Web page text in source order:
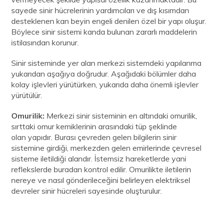
sayede sinir hücrelerinin yardımcıları ve dış kısımdan
desteklenen kan beyin engeli denilen özel bir yapı oluşur.
Böylece sinir sistemi kanda bulunan zararlı maddelerin
istilasından korunur.
Sinir sisteminde yer alan merkezi sistemdeki yapılanma
yukarıdan aşağıya doğrudur. Aşağıdaki bölümler daha
kolay işlevleri yürütürken, yukarıda daha önemli işlevler
yürütülür.
Omurilik: Merkezi sinir sisteminin en altındaki omurilik,
sırttaki omur kemiklerinin arasındaki tüp şeklinde
olan yapıdır. Burası çevreden gelen bilgilerin sinir
sistemine girdiği, merkezden gelen emirlerinde çevresel
sisteme iletildiği alandır. İstemsiz hareketlerde yani
reflekslerde buradan kontrol edilir. Omurilikte iletilerin
nereye ve nasıl gönderileceğini belirleyen elektriksel
devreler sinir hücreleri sayesinde oluşturulur.